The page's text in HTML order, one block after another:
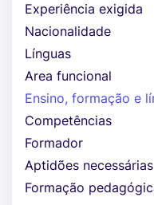
Experiência exigida
Nacionalidade
Línguas
Area funcional
Ensino, formação e
Competências
Formador
Aptidões necessárias
Formação